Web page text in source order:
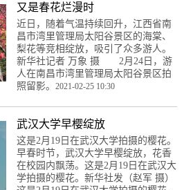
又是春花烂漫时
近日，随着气温持续回升，江西省南
昌市湾里管理局太阳谷景区的海棠、
梨花等竞相绽放，吸引了众多游人。
新华社记者 万象 摄 2月24日，游
人在南昌市湾里管理局太阳谷景区拍
照留影。 2021-02-25 10:30
武汉大学早樱绽放
这是2月19日在武汉大学拍摄的樱花。
早春时节，武汉大学早樱绽放，花香
在校园内飘荡。这是2月19日在武汉大
学拍摄的樱花。新华社发（赵军 摄）